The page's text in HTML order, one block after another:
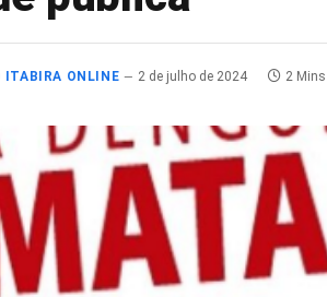
ITABIRA ONLINE 2 de julho de 2024 2